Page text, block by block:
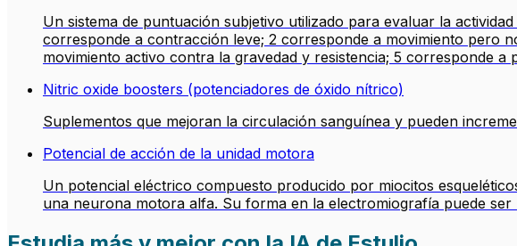
Un sistema de puntuación subjetivo utilizado para evaluar la
corresponde a contracción leve; 2 corresponde a movimiento pero
movimiento activo contra la gravedad y resistencia; 5 corresponde a
Nitric oxide boosters (potenciadores de óxido nítrico)
Suplementos que mejoran la circulación sanguínea y pueden
Potencial de acción de la unidad motora
Un potencial eléctrico compuesto producido por miocitos
una neurona motora alfa. Su forma en la electromiografía puede